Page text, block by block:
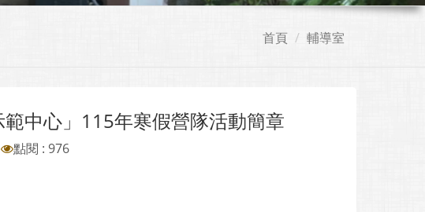
首頁 輔導室
中心」115年寒假營隊活動簡章
點閱 : 976